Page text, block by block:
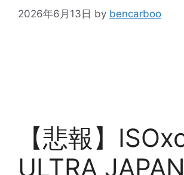
2026年6月13日 by bencarboo
【悲報】
ULTRA JAPAN